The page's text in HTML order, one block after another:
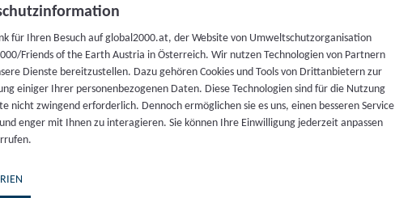
für Ihren Besuch auf global2000.at, der Website von Umweltschutzorganisation
Friends of the Earth Austria in Österreich. Wir nutzen Technologien von Partnern
Dienste bereitzustellen. Dazu gehören Cookies und Tools von Drittanbietern zur
einiger Ihrer personenbezogenen Daten. Diese Technologien sind für die Nutzung
nicht zwingend erforderlich. Dennoch ermöglichen sie es uns, einen besseren Service
enger mit Ihnen zu interagieren. Sie können Ihre Einwilligung jederzeit anpassen